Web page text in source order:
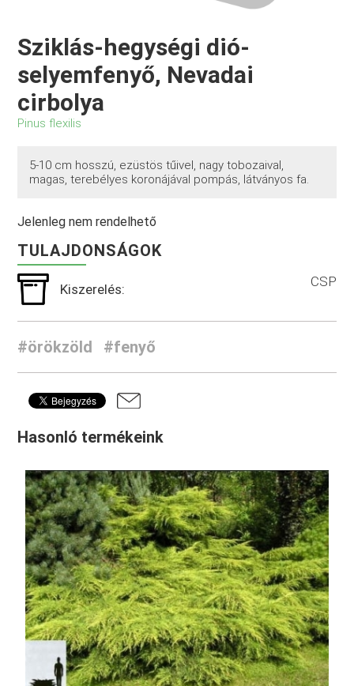
Sziklás-hegységi dió-
selyemfenyő, Nevadai
cirbolya
Pinus flexilis
5-10 cm hosszú, ezüstös tűivel, nagy tobozaival,
magas, terebélyes koronájával pompás, látványos fa.
Jelenleg nem rendelhető
TULAJDONSÁGOK
Kiszerelés: CSP
#örökzöld #fenyő
Hasonló termékeink